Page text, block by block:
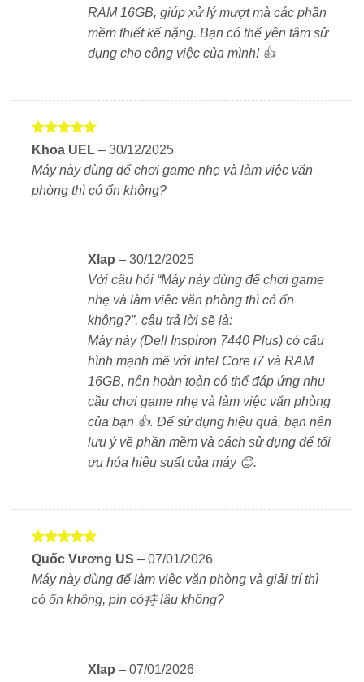
văn phòng, sinh viên và cả những ai làm việc sáng
dài. Touchpad kích thước lớn, bề mặt mịn và hỗ trợ
cảm ứng đa điểm giúp thao tác nhanh chóng, chính
xác hơn.
Cổng kết nối đa dạng
Dell Inspiron 7440 Plus i7-13620H được trang bị đầy
đủ các cổng kết nối tiện dụng:
1 cổng Thunderbolt 4hỗ trợ sạc nhanh, truyền dữ
liệu tốc độ cao.
2 cổng USB 3.2 Gen 1giúp kết nối với các thiết bị
ngoại vi.
1 cổng HDMI 1.4
hỗ trợ xuất hình ảnh chất lượng
Khe đọc thẻ microSDmở rộng khả năng lưu trữ.
Thời lượng pin ấn tượng
Viên pin dung lượng lớn giúp Dell Inspiron 7440 Plus
có thể hoạt động lên đến8 – 10 giờ
chính hãng tại XLAP.VN
RAM 16GB, giúp xử lý mượt mà các phần
mềm thiết kế nặng. Bạn có thể yên tâm sử
dụng cho công việc của mình! 👍
Được xếp
sao
Khoa UEL – 30/12/2025
Máy này dùng để chơi game nhẹ và làm việc văn
phòng thì có ổn không?
Xlap – 30/12/2025
Với câu hỏi “Máy này dùng để chơi game
nhẹ và làm việc văn phòng thì có ổn
không?”, câu trả lời sẽ là:
Máy này (Dell Inspiron 7440 Plus) có cấu
hình mạnh mẽ với Intel Core i7 và RAM
16GB, nên hoàn toàn có thể đáp ứng nhu
cầu chơi game nhẹ và làm việc văn phòng
của bạn 👍. Để sử dụng hiệu quả, bạn nên
lưu ý về phần mềm và cách sử dụng để tối
ưu hóa hiệu suất của máy 😊.
Được xếp
hạng
sao
Quốc Vương US – 07/01/2026
Máy này dùng để làm việc văn phòng và giải trí thì
có ổn không, pin có持 lâu không?
Xlap – 07/01/2026